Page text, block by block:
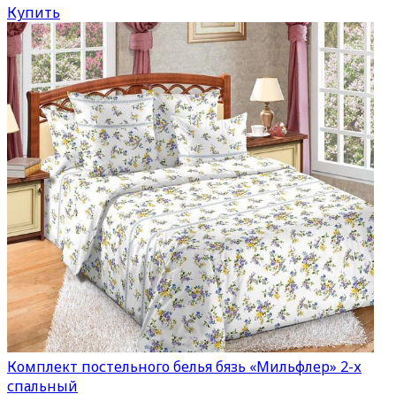
Купить
Комплект постельного белья бязь «Мильфлер» 2-х
спальный